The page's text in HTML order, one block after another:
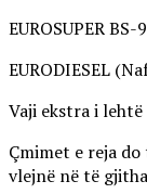
EUROSUPER
EURODIESEL
Vaji ekstra i
Çmimet e reja
vlejnë në të